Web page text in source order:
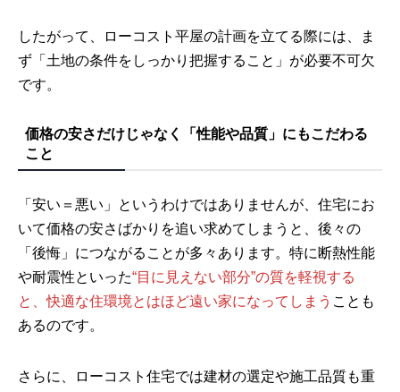
したがって、ローコスト平屋の計画を立てる際には、ま
ず「土地の条件をしっかり把握すること」が必要不可欠
です。
価格の安さだけじゃなく「性能や品質」にもこだわる
こと
「安い＝悪い」というわけではありませんが、住宅にお
いて価格の安さばかりを追い求めてしまうと、後々の
「後悔」につながることが多々あります。特に断熱性能
や耐震性といった“目に見えない部分”の質を軽視する
と、快適な住環境とはほど遠い家になってしまう ことも
あるのです。
さらに、ローコスト住宅では建材の選定や施工品質も重